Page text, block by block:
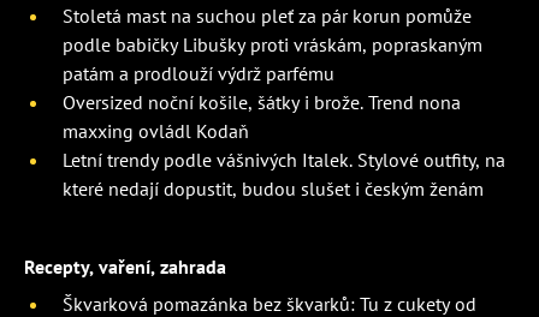
Stoletá mast na suchou pleť za pár korun pomůže
podle babičky Libušky proti vráskám, popraskaným
patám a prodlouží výdrž parfému
Oversized noční košile, šátky i brože. Trend nona
maxxing ovládl Kodaň
Letní trendy podle vášnivých Italek. Stylové outfity, na
které nedají dopustit, budou slušet i českým ženám
Recepty, vaření, zahrada
Škvarková pomazánka bez škvarků: Tu z cukety od